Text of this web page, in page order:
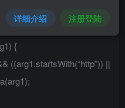
{
((arg1.startsWith(“http”)) ||
详细介绍 注册登陆